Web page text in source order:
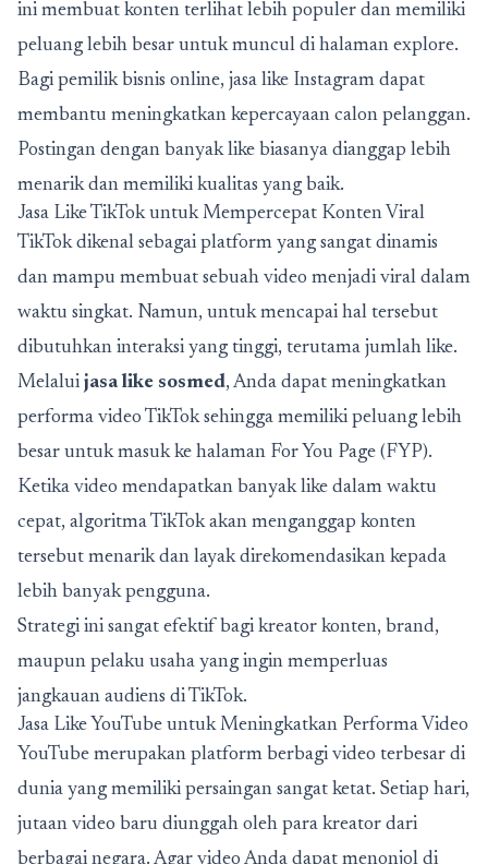
ini membuat konten terlihat lebih populer dan memiliki
peluang lebih besar untuk muncul di halaman explore.
Bagi pemilik bisnis online, jasa like Instagram dapat
membantu meningkatkan kepercayaan calon pelanggan.
Postingan dengan banyak like biasanya dianggap lebih
menarik dan memiliki kualitas yang baik.
Jasa Like TikTok untuk Mempercepat Konten Viral
TikTok dikenal sebagai platform yang sangat dinamis
dan mampu membuat sebuah video menjadi viral dalam
waktu singkat. Namun, untuk mencapai hal tersebut
dibutuhkan interaksi yang tinggi, terutama jumlah like.
Melalui jasa like sosmed, Anda dapat meningkatkan
performa video TikTok sehingga memiliki peluang lebih
besar untuk masuk ke halaman For You Page (FYP).
Ketika video mendapatkan banyak like dalam waktu
cepat, algoritma TikTok akan menganggap konten
tersebut menarik dan layak direkomendasikan kepada
lebih banyak pengguna.
Strategi ini sangat efektif bagi kreator konten, brand,
maupun pelaku usaha yang ingin memperluas
jangkauan audiens di TikTok.
Jasa Like YouTube untuk Meningkatkan Performa Video
YouTube merupakan platform berbagi video terbesar di
dunia yang memiliki persaingan sangat ketat. Setiap hari,
jutaan video baru diunggah oleh para kreator dari
berbagai negara. Agar video Anda dapat menonjol di